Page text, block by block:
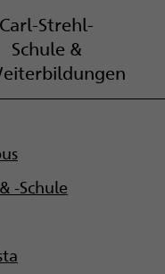
Carl-Strehl-
Schule &
-Schule